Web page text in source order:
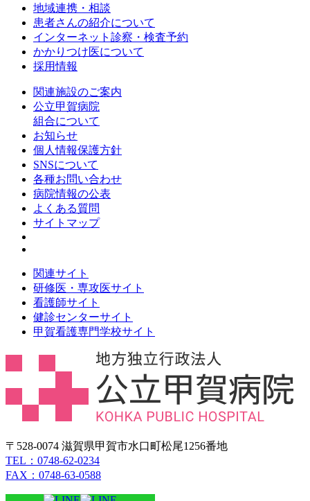
地域連携・相談
患者さんの紹介について
インターネット診察・検査予約
かかりつけ医について
採用情報
関連施設のご案内
公立甲賀病院
組合について
お知らせ
個人情報保護方針
SNSについて
各種お問い合わせ
病院情報の公表
よくある質問
サイトマップ
関連サイト
研修医・専攻医サイト
看護師サイト
健診センターサイト
甲賀看護専門学校サイト
〒528-0074 滋賀県甲賀市水口町松尾1256番地
TEL：0748-62-0234
FAX：0748-63-0588